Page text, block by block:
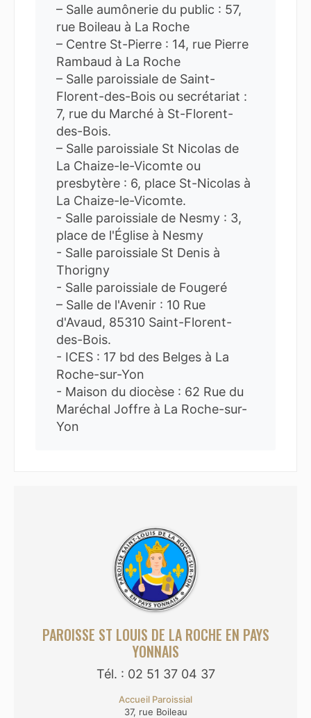
PAROISSE ST LOUIS DE LA ROCHE EN PAYS
YONNAIS
Tél. : 02 51 37 04 37
Accueil Paroissial
37, rue Boileau
– Salle aumônerie du public : 57,
rue Boileau à La Roche
– Centre St-Pierre : 14, rue Pierre
Rambaud à La Roche
– Salle paroissiale de Saint-
Florent-des-Bois ou secrétariat :
7, rue du Marché à St-Florent-
des-Bois.
– Salle paroissiale St Nicolas de
La Chaize-le-Vicomte ou
presbytère : 6, place St-Nicolas à
La Chaize-le-Vicomte.
- Salle paroissiale de Nesmy : 3,
place de l'Église à Nesmy
- Salle paroissiale St Denis à
Thorigny
- Salle paroissiale de Fougeré
– Salle de l'Avenir : 10 Rue
d'Avaud, 85310 Saint-Florent-
des-Bois.
- ICES : 17 bd des Belges à La
Roche-sur-Yon
- Maison du diocèse : 62 Rue du
Maréchal Joffre à La Roche-sur-
Yon